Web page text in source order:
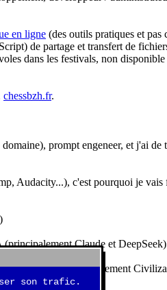
en ligne (des outils pratiques et pas
de partage et transfert de
dans les festivals, non
chessbzh.fr.
prompt engeneer, et j'ai de
Audacity...), c'est pourquoi je
Claude et
jeux vidéos (essentiellement
son trafic.